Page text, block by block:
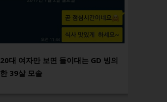
20대 여자만 보면 들이대는 GD 빙의
한 39살 모솔